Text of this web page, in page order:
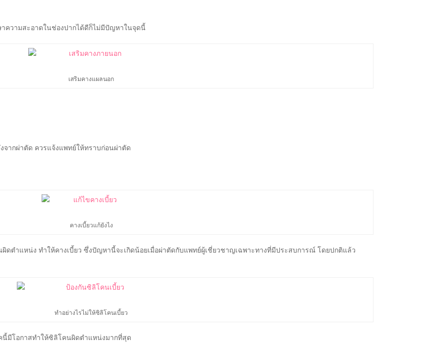
ความสะอาดในช่องปากได้ดีก็ไม่มีปัญหาในจุดนี้
เสริมคางแผลนอก
ากผ่าตัด ควรแจ้งแพทย์ให้ทราบก่อนผ่าตัด
คางเบี้ยวแก้ยังไง
ตำแหน่ง ทำให้คางเบี้ยว ซึ่งปัญหานี้จะเกิดน้อยเมื่อผ่าตัดกับแพทย์ผู้เชี่ยวชาญเฉพาะทางที่มีประสบการณ์ โดยปกติแล้ว
ทำอย่างไรไม่ให้ซิลิโคนเบี้ยว
มีโอกาสทำให้ซิลิโคนผิดตำแหน่งมากที่สุด